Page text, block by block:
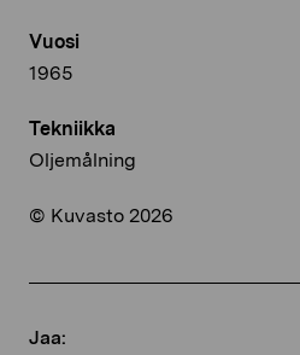
Vuosi
1965
Tekniikka
Oljemålning
© Kuvasto 2026
Jaa: